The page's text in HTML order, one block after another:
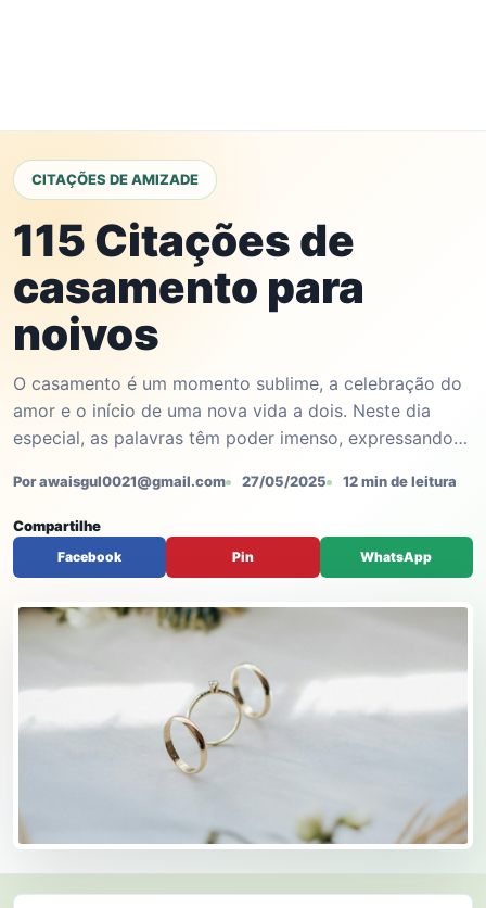
CITAÇÕES DE AMIZADE
115 Citações de
casamento para
noivos
O casamento é um momento sublime, a celebração do
amor e o início de uma nova vida a dois. Neste dia
especial, as palavras têm poder imenso, expressando…
Por awaisgul0021@gmail.com 27/05/2025 12 min de leitura
Compartilhe
Facebook Pin WhatsApp